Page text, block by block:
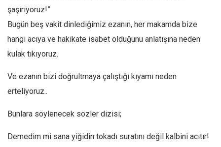
7 soruda bu hafta
Ekonomi
Spor
Manzara
Sağlık
Gıda-Beslenme
Siyaset
şaşırıyoruz!”
Bugün beş vakit dinlediğimiz ezanın, her makamda bize
hangi acıya ve hakikate isabet olduğunu anlatışına neden
kulak tıkıyoruz.
Ve ezanın bizi doğrultmaya çalıştığı kıyamı neden
erteliyoruz..
Bunlara söylenecek sözler dizisi;
Demedim mi sana yiğidin tokadı suratını değil kalbini acıtır!